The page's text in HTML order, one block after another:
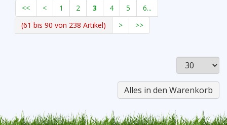
<< < 1 2 3 4 5
6...
(61 bis 90 von 238 Artikel)
> >>